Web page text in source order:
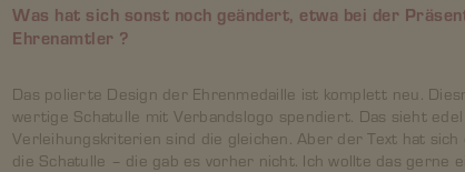
Was hat sich sonst noch geändert, etwa bei der
Ehrenamtler ?
Das polierte Design der Ehrenmedaille ist komplett neu.
wertige Schatulle mit Verbandslogo spendiert. Das sieht
Verleihungskriterien sind die gleichen. Aber der Text hat
die Schatulle – die gab es vorher nicht. Ich wollte das gerne